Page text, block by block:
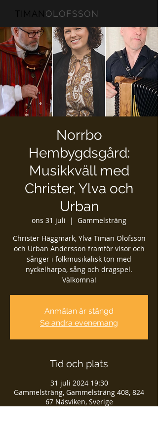
TIMANOLOFSSON
Norrbo
Hembygdsgård:
Musikkväll med
Christer, Ylva och
Urban
ons 31 juli
  |
Gammelsträng
Christer Häggmark, Ylva Timan Olofsson
och Urban Andersson framför visor och
sånger i folkmusikalisk ton med
nyckelharpa, sång och dragspel.
Välkomna!
Anmälan är stängd
Se andra evenemang
Tid och plats
31 juli 2024 19:30
Gammelsträng, Gammelsträng 408, 824
67 Näsviken, Sverige